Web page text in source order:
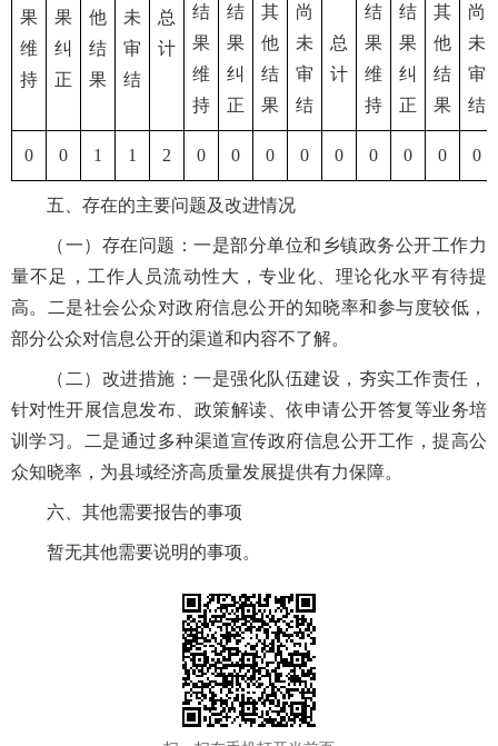
果
维
持
果
纠
正
他
结
果
未
审
结
总
计
结
果
维
持
结
果
纠
正
其
他
结
果
尚
未
审
结
总
计
结
果
维
持
结
果
纠
正
其
他
结
果
尚
未
审
结
0 0 1 1 2 0 0 0 0 0 0 0 0 0
五、存在的主要问题及改进情况
（一）存在问题：一是部分单位和乡镇政务公开工作力
量不足，工作人员流动性大，专业化、理论化水平有待提
高。二是社会公众对政府信息公开的知晓率和参与度较低，
部分公众对信息公开的渠道和内容不了解。
（二）改进措施：一是强化队伍建设，夯实工作责任，
针对性开展信息发布、政策解读、依申请公开答复等业务培
训学习。二是通过多种渠道宣传政府信息公开工作，提高公
众知晓率，为县域经济高质量发展提供有力保障。
六、其他需要报告的事项
暂无其他需要说明的事项。